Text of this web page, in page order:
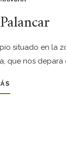
situado en la
que nos depara